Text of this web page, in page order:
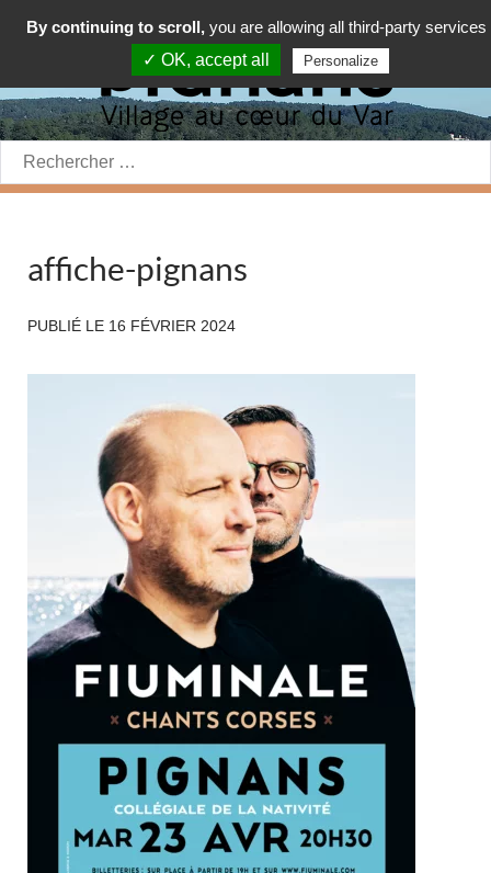
Rechercher:
affiche-pignans
PUBLIÉ LE 16 FÉVRIER 2024
By continuing to scroll, you are allowing all third-party services
✓ OK, accept all
Personalize